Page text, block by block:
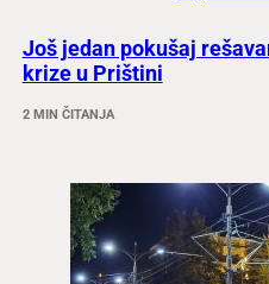
Još jedan pokušaj
krize u Prištini
2 MIN ČITANJA